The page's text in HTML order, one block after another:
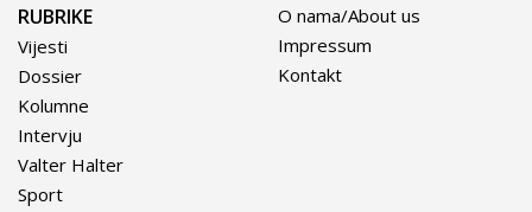
RUBRIKE
Vijesti
Dossier
Kolumne
Intervju
Valter Halter
Sport
O nama/About us
Impressum
Kontakt